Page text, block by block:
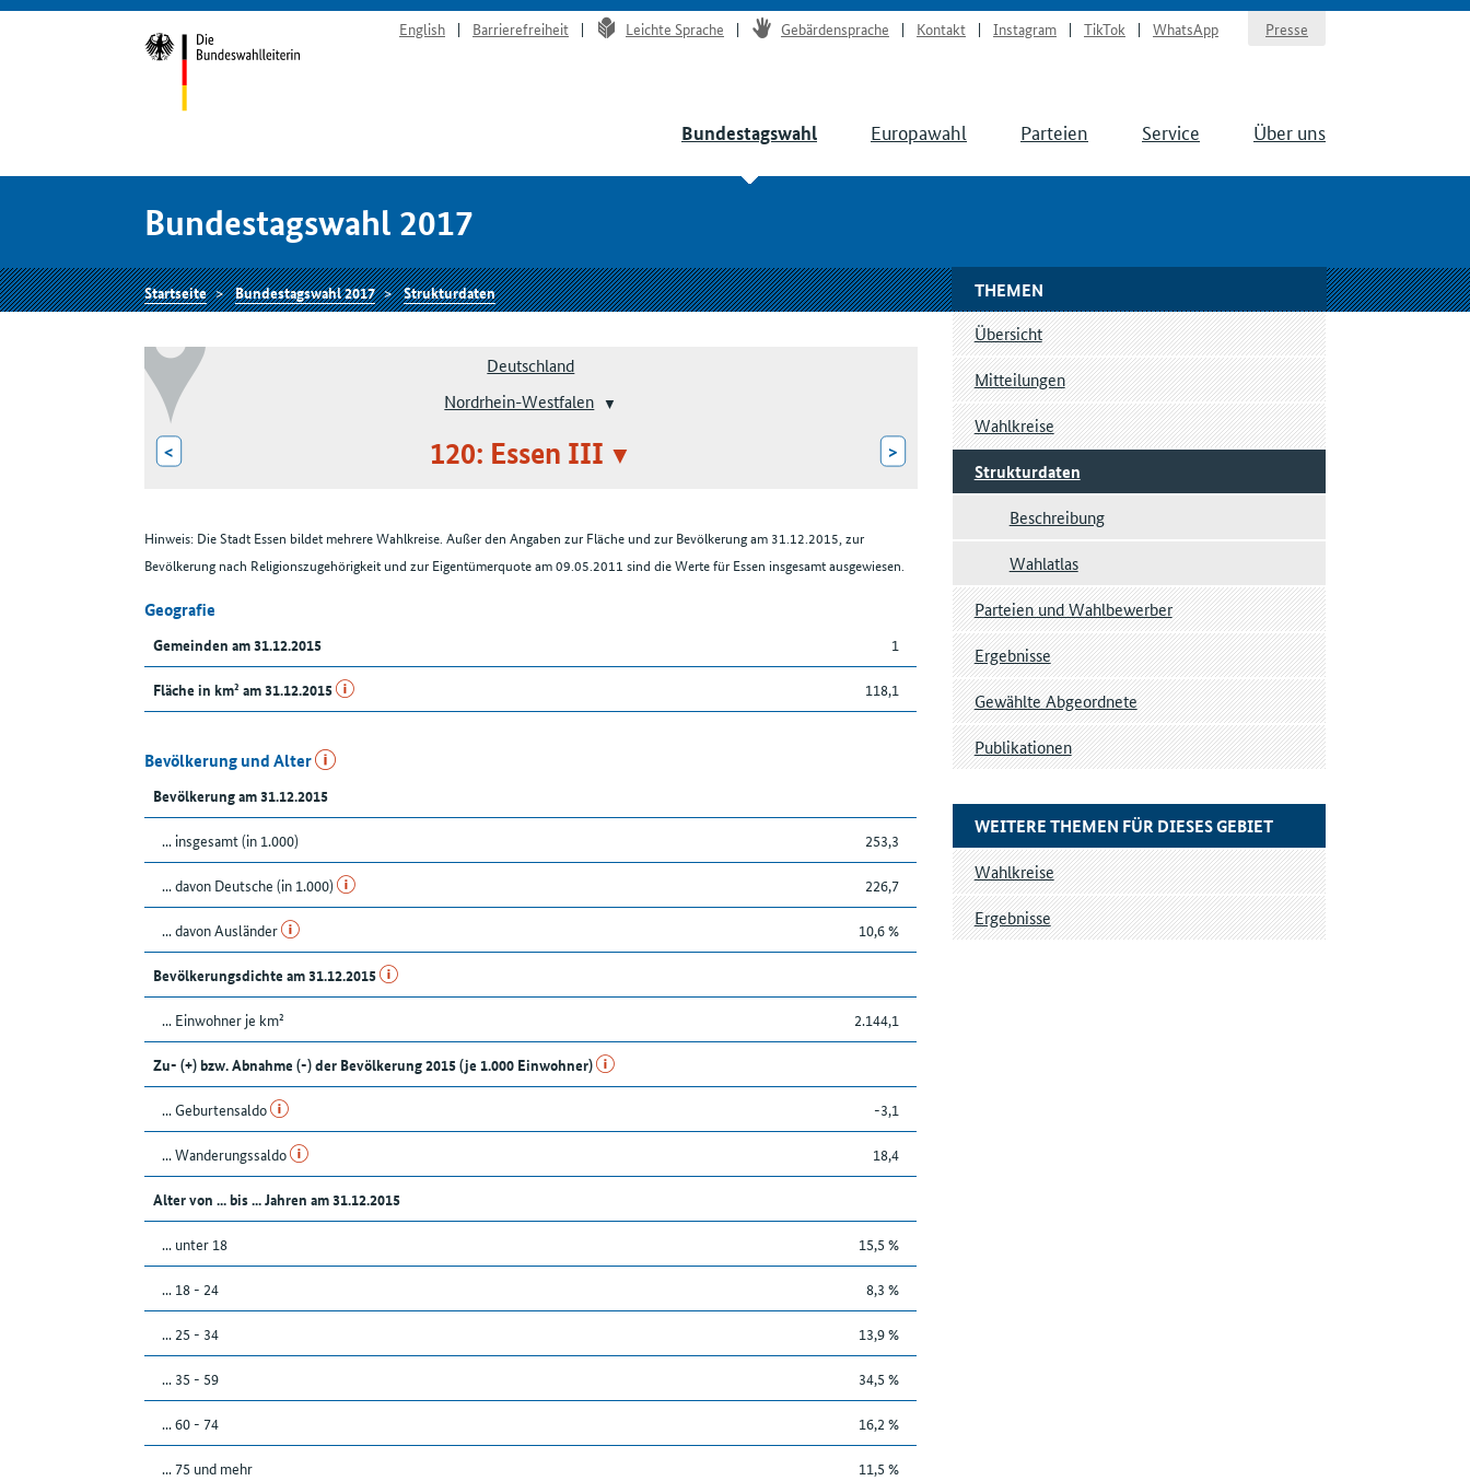
English Barrierefreiheit Leichte Sprache Gebärdensprache Kontakt Instagram TikTok WhatsApp Presse
Bundestagswahl Europawahl Parteien Service Über uns
Bundestagswahl 2017
Startseite Bundestagswahl 2017 Strukturdaten
Deutschland
Nordrhein-Westfalen
< 120: Essen III >
Hinweis: Die Stadt Essen bildet mehrere Wahlkreise. Außer den Angaben zur Fläche und zur Bevölkerung am 31.12.2015, zur
Bevölkerung nach Religionszugehörigkeit und zur Eigentümerquote am 09.05.2011 sind die Werte für Essen insgesamt ausgewiesen.
Geografie
Gemeinden am 31.12.2015 1
Fläche in km² am 31.12.2015 118,1
Bevölkerung und Alter
Bevölkerung am 31.12.2015
... insgesamt (in 1.000) 253,3
... davon Deutsche (in 1.000) 226,7
... davon Ausländer 10,6 %
Bevölkerungsdichte am 31.12.2015
... Einwohner je km² 2.144,1
Zu- (+) bzw. Abnahme (-) der Bevölkerung 2015 (je 1.000 Einwohner)
... Geburtensaldo -3,1
... Wanderungssaldo 18,4
Alter von ... bis ... Jahren am 31.12.2015
... unter 18 15,5 %
... 18 - 24 8,3 %
... 25 - 34 13,9 %
... 35 - 59 34,5 %
... 60 - 74 16,2 %
... 75 und mehr 11,5 %
THEMEN
Übersicht
Mitteilungen
Wahlkreise
Strukturdaten
Beschreibung
Wahlatlas
Parteien und Wahlbewerber
Ergebnisse
Gewählte Abgeordnete
Publikationen
WEITERE THEMEN FÜR DIESES GEBIET
Wahlkreise
Ergebnisse